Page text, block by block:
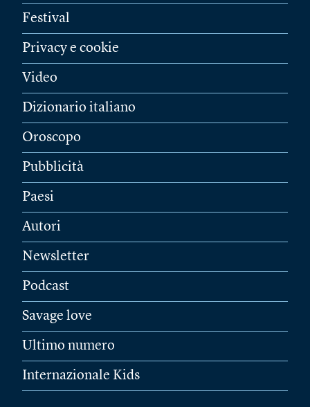
Festival
Privacy e cookie
Video
Dizionario italiano
Oroscopo
Pubblicità
Paesi
Autori
Newsletter
Podcast
Savage love
Ultimo numero
Internazionale Kids